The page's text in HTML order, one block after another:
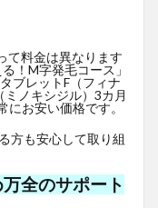
て料金は異なります
！M字発毛コース」
ブレットF （フィナ
ノキシジル）3カ月
お安い価格です。
方も安心して取り組
全のサポート